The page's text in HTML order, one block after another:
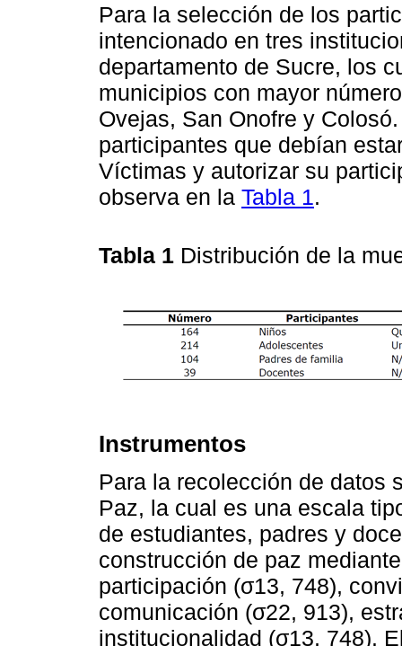
Para la selección de los
intencionado en tres
departamento de Sucre, los
municipios con mayor
Ovejas, San Onofre y
participantes que debían
Víctimas y autorizar su
observa en la Tabla 1 .
Tabla 1 Distribución de la
Instrumentos
Para la recolección de datos
Paz, la cual es una escala
de estudiantes, padres y
construcción de paz
participación (σ13, 748),
comunicación (σ22, 913),
institucionalidad (σ13, 748).